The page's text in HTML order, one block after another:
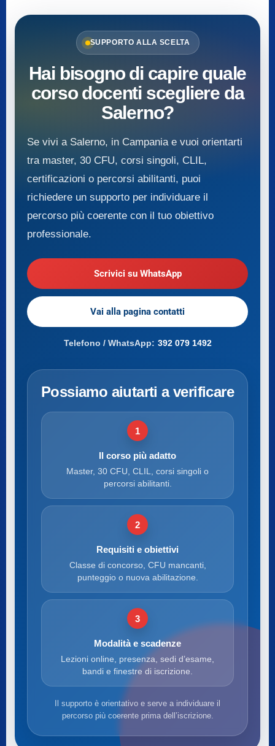
SUPPORTO ALLA SCELTA
Hai bisogno di capire quale
corso docenti scegliere da
Salerno?
Se vivi a Salerno, in Campania e vuoi orientarti
tra master, 30 CFU, corsi singoli, CLIL,
certificazioni o percorsi abilitanti, puoi
richiedere un supporto per individuare il
percorso più coerente con il tuo obiettivo
professionale.
Scrivici su WhatsApp
Vai alla pagina contatti
Telefono / WhatsApp: 392 079 1492
Possiamo aiutarti a verificare
1
Il corso più adatto
Master, 30 CFU, CLIL, corsi singoli o
percorsi abilitanti.
2
Requisiti e obiettivi
Classe di concorso, CFU mancanti,
punteggio o nuova abilitazione.
3
Modalità e scadenze
Lezioni online, presenza, sedi d’esame,
bandi e finestre di iscrizione.
Il supporto è orientativo e serve a individuare il
percorso più coerente prima dell’iscrizione.